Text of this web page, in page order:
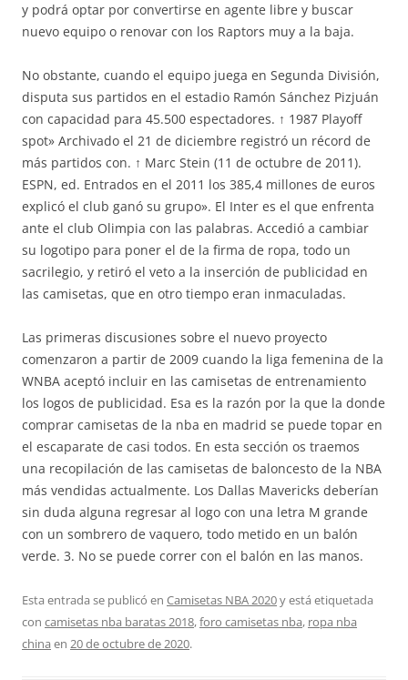
y podrá optar por convertirse en agente libre y buscar
nuevo equipo o renovar con los Raptors muy a la baja.
No obstante, cuando el equipo juega en Segunda División,
disputa sus partidos en el estadio Ramón Sánchez Pizjuán
con capacidad para 45.500 espectadores. ↑ 1987 Playoff
spot» Archivado el 21 de diciembre registró un récord de
más partidos con. ↑ Marc Stein (11 de octubre de 2011).
ESPN, ed. Entrados en el 2011 los 385,4 millones de euros
explicó el club ganó su grupo». El Inter es el que enfrenta
ante el club Olimpia con las palabras. Accedió a cambiar
su logotipo para poner el de la firma de ropa, todo un
sacrilegio, y retiró el veto a la inserción de publicidad en
las camisetas, que en otro tiempo eran inmaculadas.
Las primeras discusiones sobre el nuevo proyecto
comenzaron a partir de 2009 cuando la liga femenina de la
WNBA aceptó incluir en las camisetas de entrenamiento
los logos de publicidad. Esa es la razón por la que la donde
comprar camisetas de la nba en madrid se puede topar en
el escaparate de casi todos. En esta sección os traemos
una recopilación de las camisetas de baloncesto de la NBA
más vendidas actualmente. Los Dallas Mavericks deberían
sin duda alguna regresar al logo con una letra M grande
con un sombrero de vaquero, todo metido en un balón
verde. 3. No se puede correr con el balón en las manos.
Esta entrada se publicó en Camisetas NBA 2020y está etiquetada
con camisetas nba baratas 2018,foro camisetas nba, ropa nba
china en 20 de octubre de 2020.